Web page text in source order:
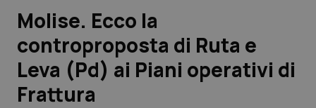
Lavoro e Professioni
Scienza e Farmaci
Studi e Analisi
Molise. Ecco la
controproposta di Ruta e
Leva (Pd) ai Piani operativi di
Frattura